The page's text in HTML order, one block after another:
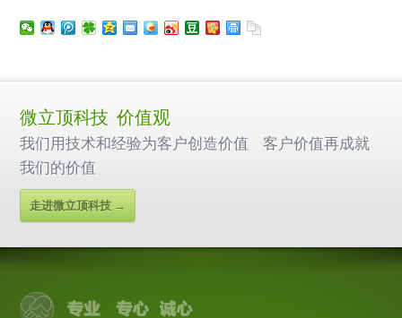
微立顶科技 价值观
我们用技术和经验为客户创造价值 客户价值再成就
我们的价值
走进微立顶科技 →